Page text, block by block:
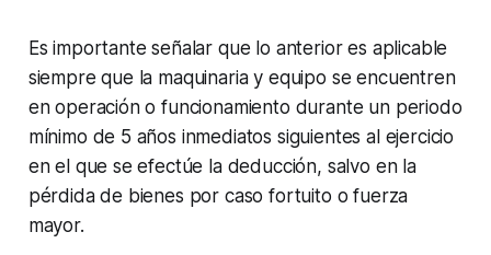
Es importante señalar que lo anterior es aplicable
siempre que la maquinaria y equipo se encuentren
en operación o funcionamiento durante un periodo
mínimo de 5 años inmediatos siguientes al ejercicio
en el que se efectúe la deducción, salvo en la
pérdida de bienes por caso fortuito o fuerza
mayor.